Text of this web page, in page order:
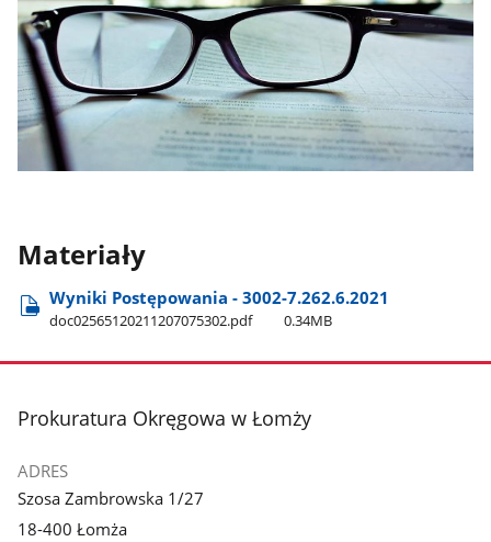
Materiały
Wyniki Postępowania - 3002-7.262.6.2021
doc02565120211207075302.pdf 0.34MB
stopka
Prokuratura Okręgowa w Łomży
ADRES
Szosa Zambrowska 1/27
18-400 Łomża